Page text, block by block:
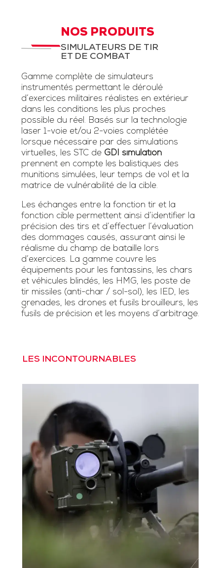
NOS PRODUITS
SIMULATEURS DE TIR
ET DE COMBAT
Gamme complète de simulateurs
instrumentés permettant le déroulé
d’exercices militaires réalistes en extérieur
dans les conditions les plus proches
possible du réel. Basés sur la technologie
laser 1-voie et/ou 2-voies complétée
lorsque nécessaire par des simulations
virtuelles, les STC de GDI simulation
prennent en compte les balistiques des
munitions simulées, leur temps de vol et la
matrice de vulnérabilité de la cible.
Les échanges entre la fonction tir et la
fonction cible permettent ainsi d’identifier la
précision des tirs et d’effectuer l’évaluation
des dommages causés, assurant ainsi le
réalisme du champ de bataille lors
d’exercices. La gamme couvre les
équipements pour les fantassins, les chars
et véhicules blindés, les HMG, les poste de
tir missiles (anti-char / sol-sol), les IED, les
grenades, les drones et fusils brouilleurs, les
fusils de précision et les moyens d’arbitrage.
LES INCONTOURNABLES